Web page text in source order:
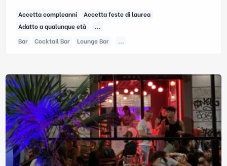
Accetta compleanni
Accetta feste di laurea
Adatto a qualunque età
...
Bar
Cocktail Bar Lounge Bar ...